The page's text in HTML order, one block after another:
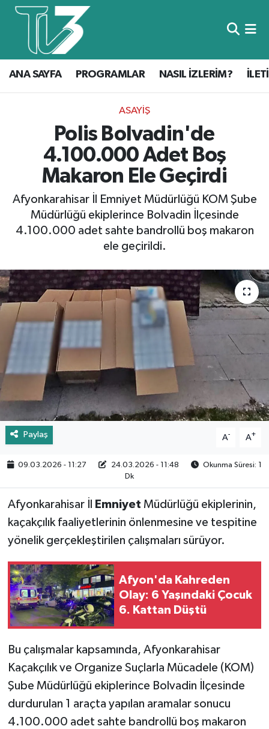
ANA SAYFA PROGRAMLAR NASIL İZLERİM?
ASAYIŞ
Polis Bolvadin'de
4.100.000 Adet Boş
Makaron Ele Geçirdi
Afyonkarahisar İl Emniyet Müdürlüğü KOM Şube
Müdürlüğü ekiplerince Bolvadin İlçesinde
4.100.000 adet sahte bandrollü boş makaron
ele geçirildi.
Paylaş A- A+
09.03.2026 - 11:27 24.03.2026 - 11:48
Okunma Süresi: 1
Dk
Afyonkarahisar İl Emniyet Müdürlüğü ekiplerinin,
kaçakçılık faaliyetlerinin önlenmesine ve tespitine
yönelik gerçekleştirilen çalışmaları sürüyor.
Afyon'da Kahreden
Olay: 6 Yaşındaki Çocuk
6. Kattan Düştü
Bu çalışmalar kapsamında, Afyonkarahisar
Kaçakçılık ve Organize Suçlarla Mücadele (KOM)
Şube Müdürlüğü ekiplerince Bolvadin İlçesinde
durdurulan 1 araçta yapılan aramalar sonucu
4.100.000 adet sahte bandrollü boş makaron
Foto Galeri
Canlı Yayın
ANA SAYFA
PROGRAMLAR
İLETİŞİM
KÜNYE
CANLI YAYIN